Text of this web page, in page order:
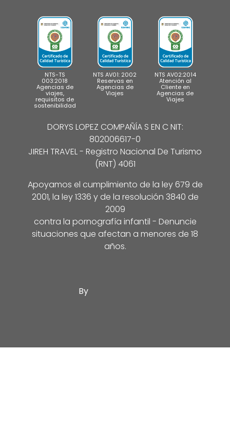
NTS-TS
003:2018
Agencias de
viajes,
requisitos de
sostenibilidad
NTS AV01: 2002
Reservas en
Agencias de
Viajes
NTS AV02:2014
Atención al
Cliente en
Agencias de
Viajes
DORYS LOPEZ COMPAÑÍA S EN C NIT:
802006617-0
JIREH TRAVEL - Registro Nacional De Turismo
(RNT) 4061
Apoyamos el cumplimiento de la ley 679 de
2001, la ley 1336 y de la resolución 3840 de
2009
contra la pornografía infantil - Denuncie
situaciones que afectan a menores de 18
años.
By